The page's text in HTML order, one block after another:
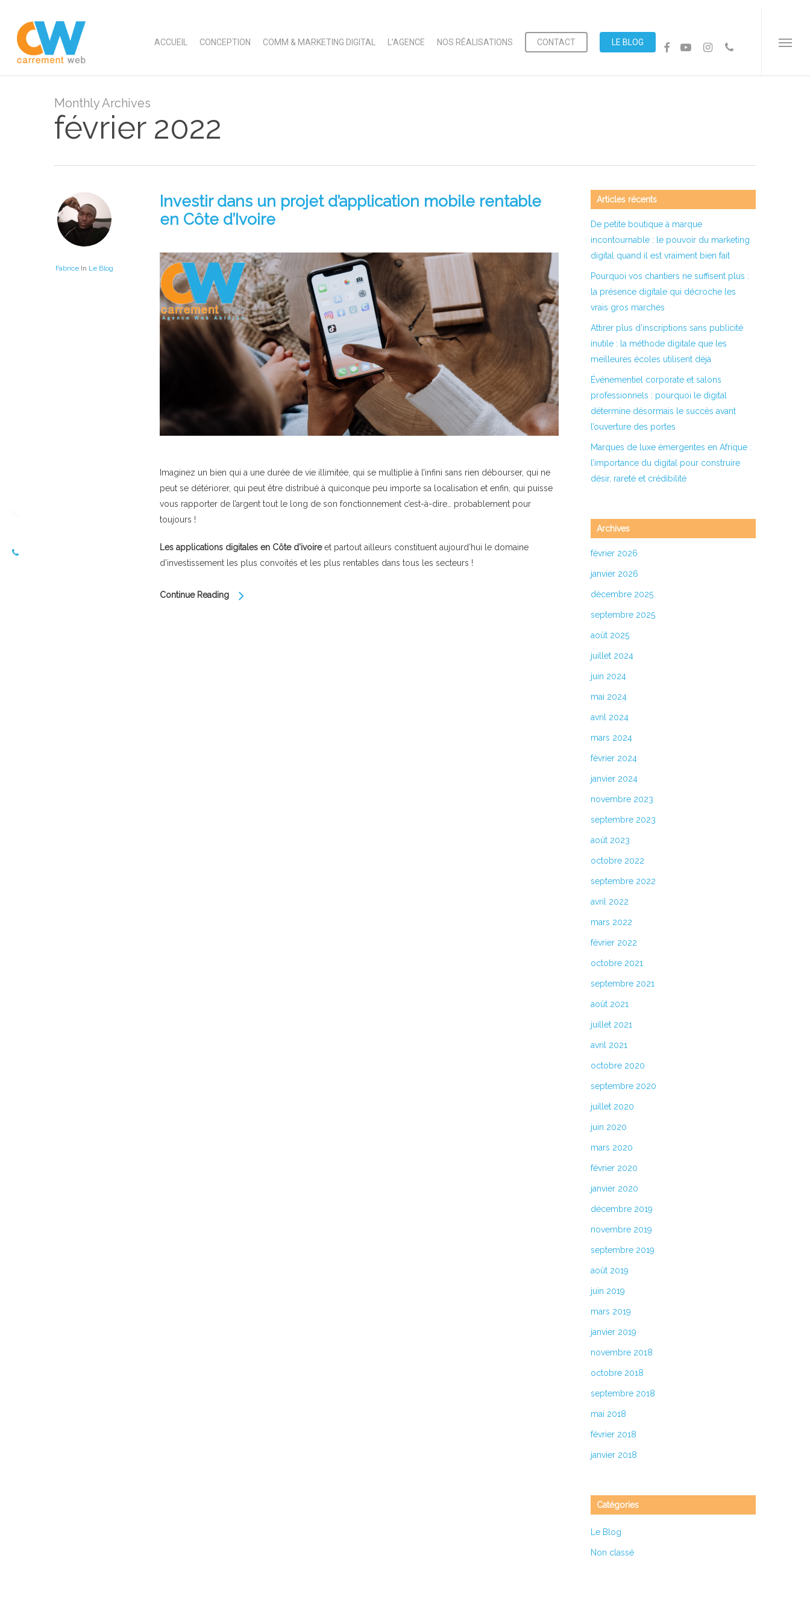
main
content
ACCUEIL CONCEPTION COMM & MARKETING DIGITAL L’AGENCE NOS RÉALISATIONS CONTACT LE BLOG FACEBOOKYOUTUBEINSTAGRAM
PHONE Menu
Monthly Archives
février 2022
Fabrice In Le Blog
Investir dans un projet d’application mobile rentable
en Côte d’Ivoire
Imaginez un bien qui a une durée de vie illimitée, qui se multiplie à l’infini sans rien débourser, qui ne
peut se détériorer, qui peut être distribué à quiconque peu importe sa localisation et enfin, qui puisse
vous rapporter de l’argent tout le long de son fonctionnement c’est-à-dire… probablement pour
toujours !
Les applications digitales en Côte d’ivoireet partout ailleurs constituent aujourd’hui le domaine
d’investissement les plus convoités et les plus rentables dans tous les secteurs !
Continue Reading
Articles récents
De petite boutique à marque
incontournable : le pouvoir du marketing
digital quand il est vraiment bien fait
Pourquoi vos chantiers ne suffisent plus :
la présence digitale qui décroche les
vrais gros marchés
Attirer plus d’inscriptions sans publicité
inutile : la méthode digitale que les
meilleures écoles utilisent déjà
Événementiel corporate et salons
professionnels : pourquoi le digital
détermine désormais le succès avant
l’ouverture des portes
Marques de luxe émergentes en Afrique :
l’importance du digital pour construire
désir, rareté et crédibilité
Archives
février 2026
janvier 2026
décembre 2025
septembre 2025
août 2025
juillet 2024
juin 2024
mai 2024
avril 2024
mars 2024
février 2024
janvier 2024
novembre 2023
septembre 2023
août 2023
octobre 2022
septembre 2022
avril 2022
mars 2022
février 2022
octobre 2021
septembre 2021
août 2021
juillet 2021
avril 2021
octobre 2020
septembre 2020
juillet 2020
juin 2020
mars 2020
février 2020
janvier 2020
décembre 2019
novembre 2019
septembre 2019
août 2019
juin 2019
mars 2019
janvier 2019
novembre 2018
octobre 2018
septembre 2018
mai 2018
février 2018
janvier 2018
Catégories
Le Blog
Non classé